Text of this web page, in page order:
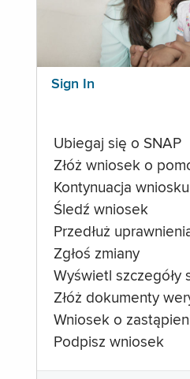
Sign In
Ubiegaj się o SNAP
Złóż wniosek o
Kontynuacja wniosku
Śledź wniosek
Przedłuż
Zgłoś zmiany
Wyświetl szczegóły
Złóż dokumenty
Wniosek o
Podpisz wniosek